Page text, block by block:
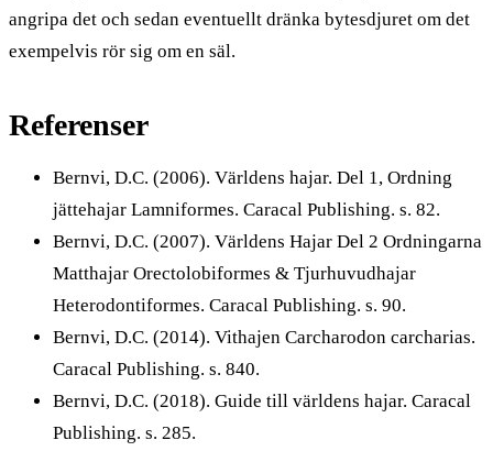
angripa det och sedan eventuellt dränka bytesdjuret om det
exempelvis rör sig om en säl.
Referenser
Bernvi, D.C. (2006). Världens hajar. Del 1, Ordning
jättehajar Lamniformes. Caracal Publishing. s. 82.
Bernvi, D.C. (2007). Världens Hajar Del 2 Ordningarna
Matthajar Orectolobiformes & Tjurhuvudhajar
Heterodontiformes. Caracal Publishing. s. 90.
Bernvi, D.C. (2014). Vithajen Carcharodon carcharias.
Caracal Publishing. s. 840.
Bernvi, D.C. (2018). Guide till världens hajar. Caracal
Publishing. s. 285.